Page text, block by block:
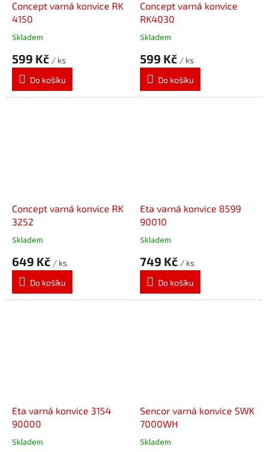
Concept varná konvice RK
4150
Skladem
599 Kč / ks
Do košíku
Concept varná konvice
RK4030
Skladem
599 Kč / ks
Do košíku
Concept varná konvice RK
3252
Skladem
649 Kč / ks
Do košíku
Eta varná konvice 8599
90010
Skladem
749 Kč / ks
Do košíku
Eta varná konvice 3154
90000
Skladem
Sencor varná konvice SWK
7000WH
Skladem